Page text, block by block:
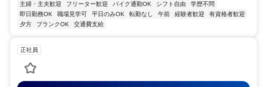
主婦・主夫歓迎
フリーター歓迎 バイク通勤OK シフト自由
学歴不問
即日勤務OK
職場見学可 平日のみOK 転勤なし 午前 経験者歓迎
有資格者歓迎
夕方
ブランクOK 交通費支給
正社員